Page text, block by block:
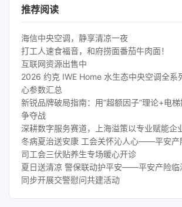
推荐阅读
海信中央空调，静享清凉一夜
打工人速食福音，和府捞面番茄牛肉面！
互联网资源出售中
2026 约克 IWE Home 水生态中央空调全系
心参数汇总
新锐品牌破局指南：用“超额因子”理论+电
争夺战
深耕数字服务赛道，上海溢策以专业赋能企
冬病夏治送安康 工会关怀沁人心——平安产
司工会三伏贴养生专场暖心开诊
夏日送清凉 警保联动护平安——平安产险临
同步开展交警慰问共建活动